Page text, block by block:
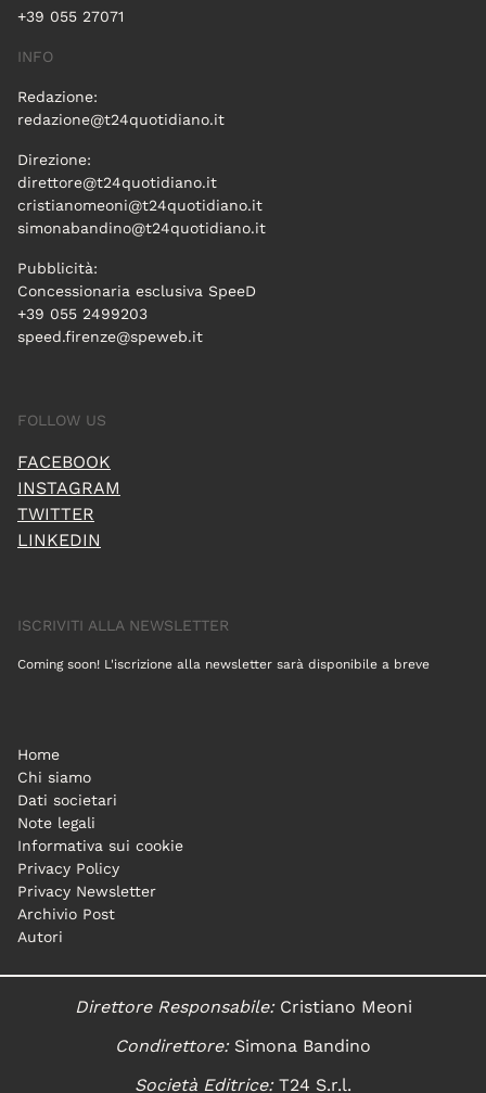
+39 055 27071
INFO
Redazione:
redazione@t24quotidiano.it
Direzione:
direttore@t24quotidiano.it
cristianomeoni@t24quotidiano.it
simonabandino@t24quotidiano.it
Pubblicità:
Concessionaria esclusiva SpeeD
+39 055 2499203
speed.firenze@speweb.it
FOLLOW US
FACEBOOK
INSTAGRAM
TWITTER
LINKEDIN
ISCRIVITI ALLA NEWSLETTER
Coming soon! L'iscrizione alla newsletter sarà disponibile a breve
Home
Chi siamo
Dati societari
Note legali
Informativa sui cookie
Privacy Policy
Privacy Newsletter
Archivio Post
Autori
Direttore Responsabile:Cristiano Meoni
Condirettore:Simona Bandino
Società Editrice:T24 S.r.l.